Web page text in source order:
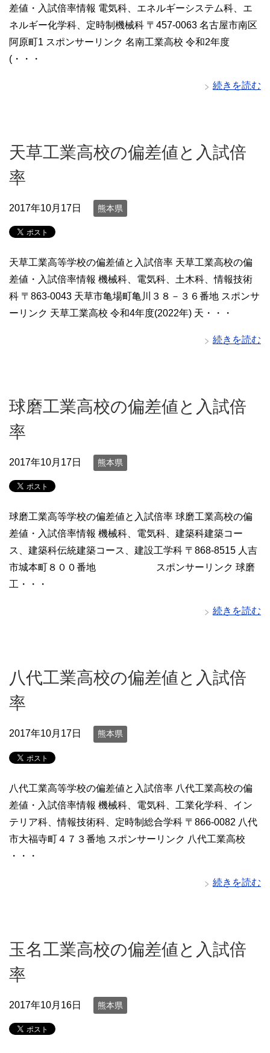
差値・入試倍率情報 電気科、エネルギーシステム科、エ
ネルギー化学科、定時制機械科 〒457-0063 名古屋市南区
阿原町1 スポンサーリンク 名南工業高校 令和2年度
(・・・
続きを読む
天草工業高校の偏差値と入試倍
率
2017年10月17日 熊本県
天草工業高等学校の偏差値と入試倍率 天草工業高校の偏
差値・入試倍率情報 機械科、電気科、土木科、情報技術
科 〒863-0043 天草市亀場町亀川３８－３６番地 スポンサ
ーリンク 天草工業高校 令和4年度(2022年) 天・・・
続きを読む
球磨工業高校の偏差値と入試倍
率
2017年10月17日 熊本県
球磨工業高等学校の偏差値と入試倍率 球磨工業高校の偏
差値・入試倍率情報 機械科、電気科、建築科建築コー
ス、建築科伝統建築コース、建設工学科 〒868-8515 人吉
市城本町８００番地 スポンサーリンク 球磨
工・・・
続きを読む
八代工業高校の偏差値と入試倍
率
2017年10月17日 熊本県
八代工業高等学校の偏差値と入試倍率 八代工業高校の偏
差値・入試倍率情報 機械科、電気科、工業化学科、イン
テリア科、情報技術科、定時制総合学科 〒866-0082 八代
市大福寺町４７３番地 スポンサーリンク 八代工業高校
・・・
続きを読む
玉名工業高校の偏差値と入試倍
率
2017年10月16日 熊本県